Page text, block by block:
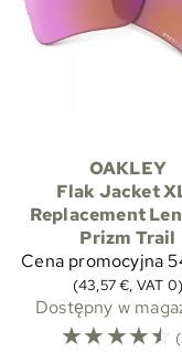
OAKLEY
Flak Jacket
Replacement
Prizm Trail
Cena promocyjna
(43,57 €, VAT 0)
Dostępny w
☆☆☆☆☆